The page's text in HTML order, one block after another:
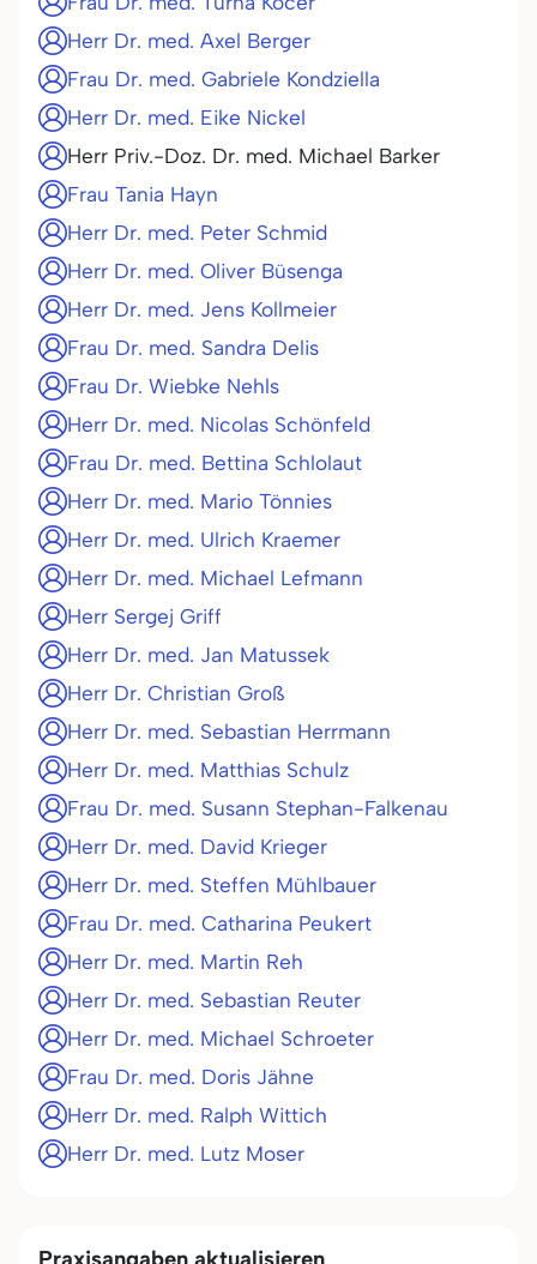
Herr Dr. med. Axel Berger
Frau Dr. med. Gabriele Kondziella
Herr Dr. med. Eike Nickel
Herr Priv.-Doz. Dr. med. Michael Barker
Frau Tania Hayn
Herr Dr. med. Peter Schmid
Herr Dr. med. Oliver Büsenga
Herr Dr. med. Jens Kollmeier
Frau Dr. med. Sandra Delis
Frau Dr. Wiebke Nehls
Herr Dr. med. Nicolas Schönfeld
Frau Dr. med. Bettina Schlolaut
Herr Dr. med. Mario Tönnies
Herr Dr. med. Ulrich Kraemer
Herr Dr. med. Michael Lefmann
Herr Sergej Griff
Herr Dr. med. Jan Matussek
Herr Dr. Christian Groß
Herr Dr. med. Sebastian Herrmann
Herr Dr. med. Matthias Schulz
Frau Dr. med. Susann Stephan-Falkenau
Herr Dr. med. David Krieger
Herr Dr. med. Steffen Mühlbauer
Frau Dr. med. Catharina Peukert
Herr Dr. med. Martin Reh
Herr Dr. med. Sebastian Reuter
Herr Dr. med. Michael Schroeter
Frau Dr. med. Doris Jähne
Herr Dr. med. Ralph Wittich
Herr Dr. med. Lutz Moser